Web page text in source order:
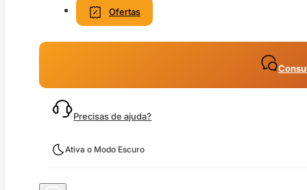
Ofertas
Precisas de ajuda?
Ativa o Modo Escuro